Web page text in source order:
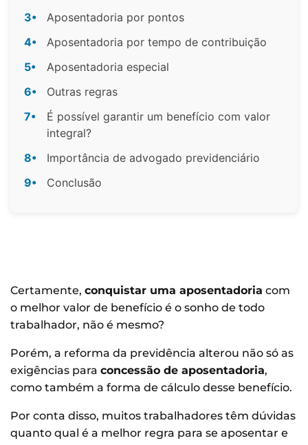
3•
Aposentadoria por pontos
4•
Aposentadoria por tempo de contribuição
5•
Aposentadoria especial
6•
Outras regras
7•
É possível garantir um benefício com valor
integral?
8•
Importância de advogado previdenciário
9•
Conclusão
Certamente, conquistar uma aposentadoria com
o melhor valor de benefício é o sonho de todo
trabalhador, não é mesmo?
Porém, a reforma da previdência alterou não só as
exigências para concessão de aposentadoria,
como também a forma de cálculo desse benefício.
Por conta disso, muitos trabalhadores têm dúvidas
quanto qual é a melhor regra para se aposentar e